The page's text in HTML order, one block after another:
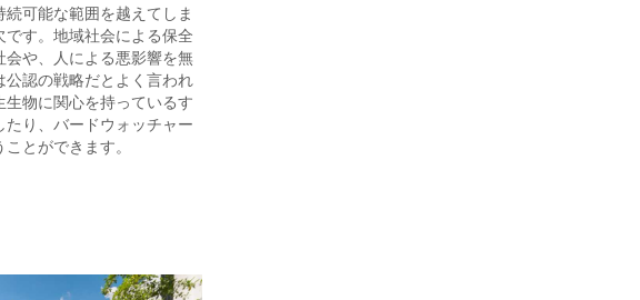
可能な範囲を越えてしま
す。地域社会による保全
や、人による悪影響を無
認の戦略だとよく言われ
物に関心を持っているす
り、バードウォッチャー
とができます。